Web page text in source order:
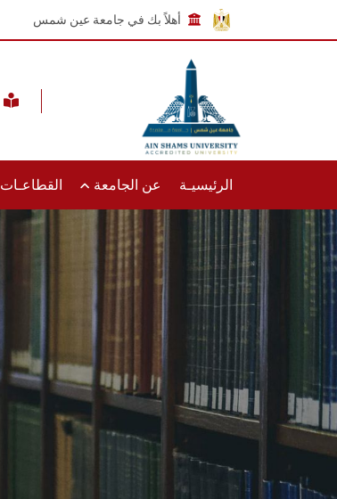
أهلاً بك في جامعة عين شمس
الرئيسيـة عن الجامعة القطاعـات